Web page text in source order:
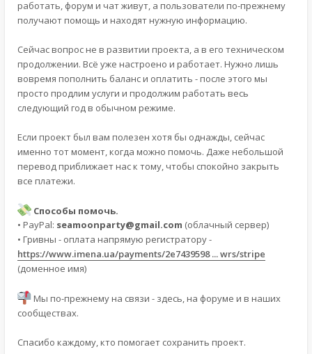
работать, форум и чат живут, а пользователи по-прежнему
получают помощь и находят нужную информацию.
Сейчас вопрос не в развитии проекта, а в его техническом
продолжении. Всё уже настроено и работает. Нужно лишь
вовремя пополнить баланс и оплатить - после этого мы
просто продлим услуги и продолжим работать весь
следующий год в обычном режиме.
Если проект был вам полезен хотя бы однажды, сейчас
именно тот момент, когда можно помочь. Даже небольшой
перевод приближает нас к тому, чтобы спокойно закрыть
все платежи.
Способы помочь.
• PayPal: seamoonparty@gmail.com (облачный сервер)
• Гривны - оплата напрямую регистратору -
https://www.imena.ua/payments/2e7439598 ... wrs/stripe
(доменное имя)
Мы по-прежнему на связи - здесь, на форуме и в наших
сообществах.
Спасибо каждому, кто помогает сохранить проект.